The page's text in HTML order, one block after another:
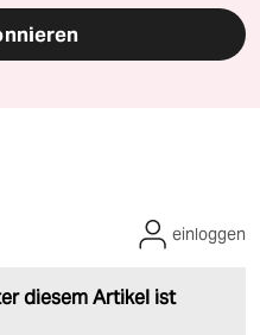
diesem Artikel ist
einloggen